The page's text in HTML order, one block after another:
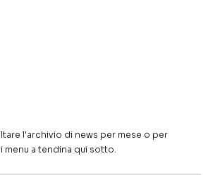
l'archivio di news per mese o per
menu a tendina qui sotto.